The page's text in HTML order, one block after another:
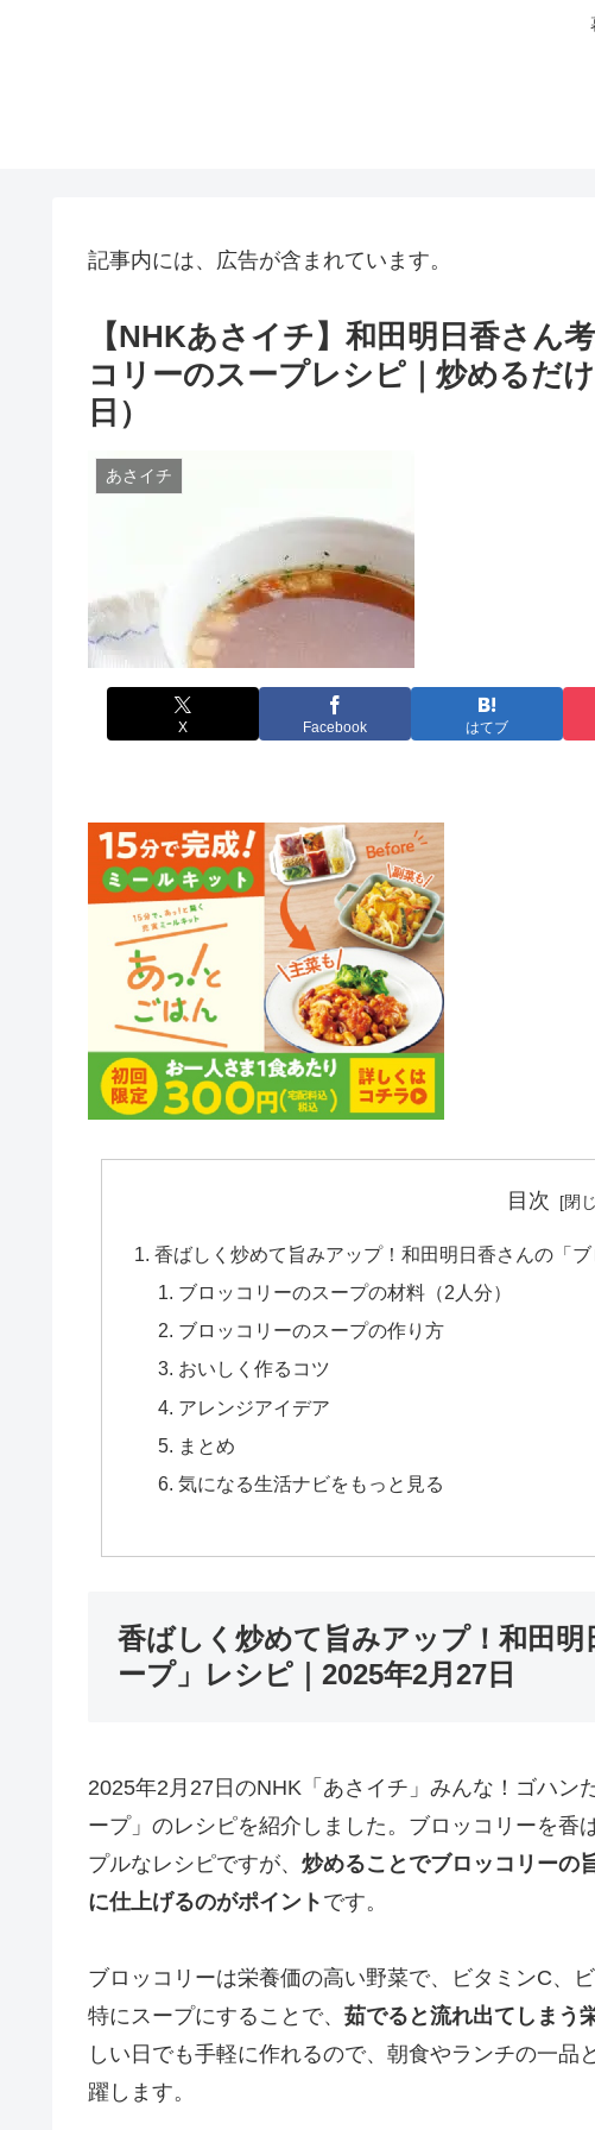
記事内には、広告が含まれています。
【NHKあさイチ】和田明日香さん
コリーのスープレシピ｜炒めるだ
日）
あさイチ
X Facebook はてブ
目次
香ばしく炒めて旨みアップ！和田明日香さんの「
ブロッコリーのスープの材料（2人分）
ブロッコリーのスープの作り方
おいしく作るコツ
アレンジアイデア
まとめ
気になる生活ナビをもっと見る
香ばしく炒めて旨みアップ！和田
ープ」レシピ｜2025年2月27日
2025年2月27日のNHK「あさイチ」みんな！ゴハン
ープ」のレシピを紹介しました。ブロッコリーを香
プルなレシピですが、 炒めることでブロッコリーの
に仕上げるのがポイント です。
ブロッコリーは栄養価の高い野菜で、ビタミンC、
特にスープにすることで、 茹でると流れ出てしまう
しい日でも手軽に作れるので、朝食やランチの一
躍します。